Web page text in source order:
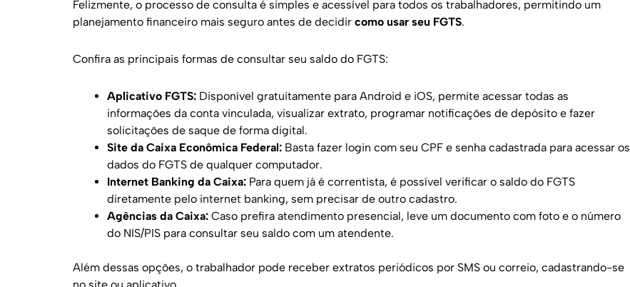
Felizmente, o processo de consulta é simples e acessível para todos os trabalhadores, permitindo um
planejamento financeiro mais seguro antes de decidir como usar seu FGTS.
Confira as principais formas de consultar seu saldo do FGTS:
Aplicativo FGTS: Disponível gratuitamente para Android e iOS, permite acessar todas as
informações da conta vinculada, visualizar extrato, programar notificações de depósito e fazer
solicitações de saque de forma digital.
Site da Caixa Econômica Federal: Basta fazer login com seu CPF e senha cadastrada para acessar os
dados do FGTS de qualquer computador.
Internet Banking da Caixa: Para quem já é correntista, é possível verificar o saldo do FGTS
diretamente pelo internet banking, sem precisar de outro cadastro.
Agências da Caixa: Caso prefira atendimento presencial, leve um documento com foto e o número
do NIS/PIS para consultar seu saldo com um atendente.
Além dessas opções, o trabalhador pode receber extratos periódicos por SMS ou correio, cadastrando-se